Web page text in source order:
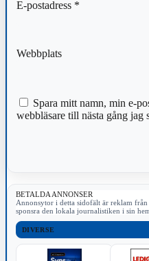
E-postadress *
Webbplats
Spara mitt namn, min e-
webbläsare till nästa gång jag
BETALDA ANNONSER
Annonsytor i detta sidofält är reklam
sponsra den lokala journalistiken i sin
DIVERSE